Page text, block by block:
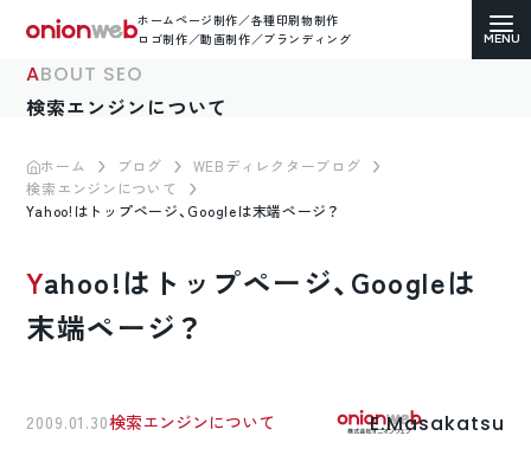
ホームページ制作／各種印刷物制作
ロゴ制作／動画制作／ブランディング
ホームページ制作
ECサイト（通販）制作
求人・採用サイト制作
ABOUT SEO
検索エンジンについて
ホーム ブログ
WEBディレクターブログ
検索エンジンについて
Yahoo!はトップページ、Googleは末端ページ？
Yahoo!はトップページ、Googleは
末端ページ？
2009.01.30検索エンジンについて E.Masakatsu